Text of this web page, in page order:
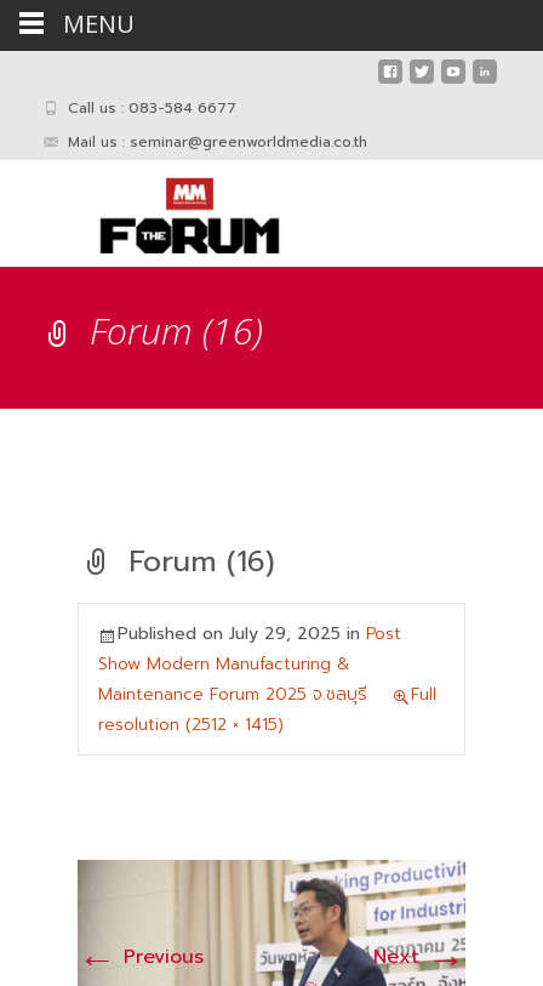
Call us : 083-584 6677
Mail us : seminar@greenworldmedia.co.th
Forum (16)
Forum (16)
Published on July 29, 2025 in Post
Show Modern Manufacturing &
Maintenance Forum 2025 จ.ชลบุรี
Full
resolution (2512 × 1415)
← Previous Next→
MENU